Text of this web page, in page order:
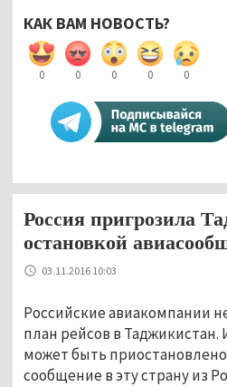
КАК ВАМ НОВОСТЬ?
0 0 0 0 0
Россия пригрозила
остановкой
03.11.2016 10:03
Российские авиакомпании
план рейсов в Таджикистан.
может быть
сообщение в эту страну из